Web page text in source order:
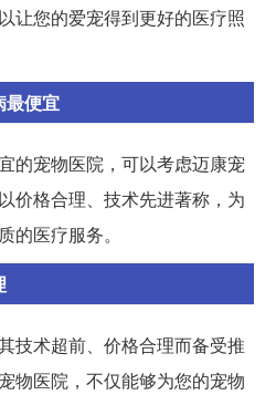
让您的爱宠得到更好的医疗照
最便宜
的宠物医院，可以考虑迈康宠
价格合理、技术先进著称，为
的医疗服务。
技术超前、价格合理而备受推
物医院，不仅能够为您的宠物